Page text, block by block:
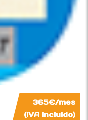
365€/mes
(IVA incluido)